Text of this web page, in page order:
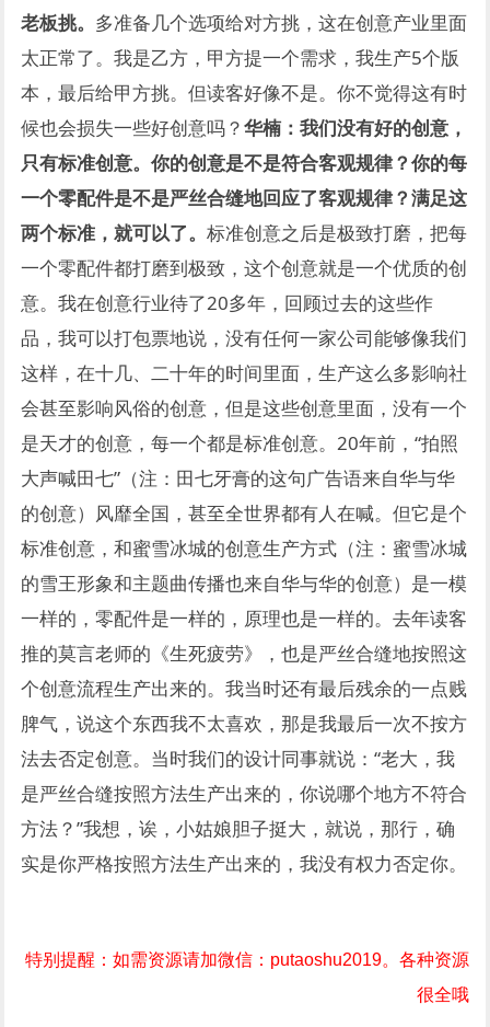
老板挑。 多准备几个选项给对方挑，这在创意产业里面
太正常了。我是乙方，甲方提一个需求，我生产5个版
本，最后给甲方挑。但读客好像不是。你不觉得这有时
候也会损失一些好创意吗？华楠：我们没有好的创意，
只有标准创意。你的创意是不是符合客观规律？你的每
一个零配件是不是严丝合缝地回应了客观规律？满足这
两个标准，就可以了。标准创意之后是极致打磨，把每
一个零配件都打磨到极致，这个创意就是一个优质的创
意。我在创意行业待了20多年，回顾过去的这些作
品，我可以打包票地说，没有任何一家公司能够像我们
这样，在十几、二十年的时间里面，生产这么多影响社
会甚至影响风俗的创意，但是这些创意里面，没有一个
是天才的创意，每一个都是标准创意。20年前，“拍照
大声喊田七”（注：田七牙膏的这句广告语来自华与华
的创意）风靡全国，甚至全世界都有人在喊。但它是个
标准创意，和蜜雪冰城的创意生产方式（注：蜜雪冰城
的雪王形象和主题曲传播也来自华与华的创意）是一模
一样的，零配件是一样的，原理也是一样的。去年读客
推的莫言老师的《生死疲劳》，也是严丝合缝地按照这
个创意流程生产出来的。我当时还有最后残余的一点贱
脾气，说这个东西我不太喜欢，那是我最后一次不按方
法去否定创意。当时我们的设计同事就说：“老大，我
是严丝合缝按照方法生产出来的，你说哪个地方不符合
方法？”我想，诶，小姑娘胆子挺大，就说，那行，确
实是你严格按照方法生产出来的，我没有权力否定你。
特别提醒：如需资源请加微信：putaoshu2019。各种资源
很全哦